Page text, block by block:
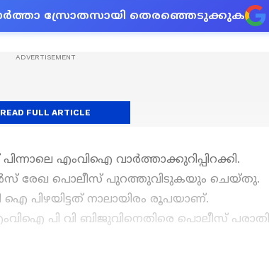
സ്രോതസായി തെരഞ്ഞെടുക്കുക
എംവിഐ വാർത്താക്കുറിപ്പിറക്കി.
രേഖ പൊലീസ് പുറത്തുവിടുകയും ചെയ്തു.
നാലായിരം രൂപയാണ്.
പി വി ബിജുവിനെതിരെ പൊലീസ് പരാതി
READ FULL ARTICLE